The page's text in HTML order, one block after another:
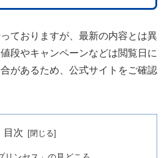
ておりますが、最新の内容とは異
段やキャンペーンなどは閲覧日に
があるため、公式サイトをご確認
目次